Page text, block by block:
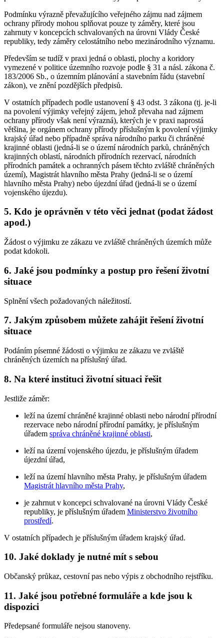
Podmínku výrazně převažujícího veřejného zájmu nad zájmem
ochrany přírody mohou splňovat pouze ty záměry, které jsou
zahrnuty v koncepcích schvalovaných na úrovni Vlády České
republiky, tedy záměry celostátního nebo mezinárodního významu.
Především se tudíž v praxi jedná o oblasti, plochy a koridory
vymezené v politice územního rozvoje podle § 31 a násl. zákona č.
183/2006 Sb., o územním plánování a stavebním řádu (stavební
zákon), ve znění pozdějších předpisů.
V ostatních případech podle ustanovení § 43 odst. 3 zákona (tj. je-li
na povolení výjimky veřejný zájem, jehož převaha nad zájmem
ochrany přírody však není výrazná), kterých je v praxi naprostá
většina, je orgánem ochrany přírody příslušným k povolení výjimky
krajský úřad nebo případně správa národního parku či chráněné
krajinné oblasti (jedná-li se o území národních parků, chráněných
krajinných oblastí, národních přírodních rezervací, národních
přírodních památek a ochranných pásem těchto zvláště chráněných
území), Magistrát hlavního města Prahy (jedná-li se o území
hlavního města Prahy) nebo újezdní úřad (jedná-li se o území
vojenského újezdu).
5. Kdo je oprávněn v této věci jednat (podat žádost
apod.)
Žádost o výjimku ze zákazu ve zvláště chráněných územích může
podat kdokoli.
6. Jaké jsou podmínky a postup pro řešení životní
situace
Splnění všech požadovaných náležitostí.
7. Jakým způsobem můžete zahájit řešení životní
situace
Podáním písemné žádosti o výjimku ze zákazu ve zvláště
chráněných územích na příslušný úřad.
8. Na které instituci životní situaci řešit
Jestliže záměr:
leží na území chráněné krajinné oblasti nebo národní přírodní
rezervace nebo národní přírodní památky, je příslušným
úřadem správa chráněné krajinné oblasti,
leží na území vojenského újezdu, je příslušným úřadem
újezdní úřad,
leží na území hlavního města Prahy, je příslušným úřadem
Magistrát hlavního města Prahy,
je zahrnut v koncepci schvalované na úrovni Vlády České
republiky, je příslušným úřadem Ministerstvo životního
prostředí.
V ostatních případech je příslušným úřadem krajský úřad.
10. Jaké doklady je nutné mít s sebou
Občanský průkaz, cestovní pas nebo výpis z obchodního rejstříku.
11. Jaké jsou potřebné formuláře a kde jsou k
dispozici
Předepsané formuláře nejsou stanoveny.